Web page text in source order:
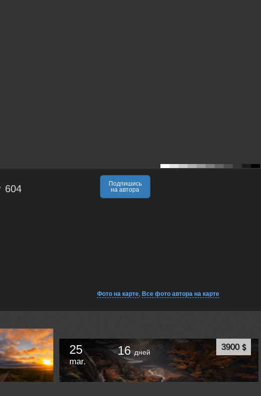
604
Подпишись
на автора
Фото на карте, Все фото автора на карте
3900
25
mar.
16дней